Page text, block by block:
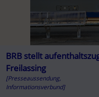
BRB stellt
Freilassing
[Presseaussendung,
Informationsverbund]